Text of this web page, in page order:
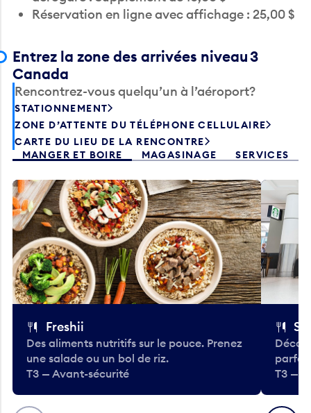
Réservation en ligne avec affichage : 25,00 $
Entrez la zone des arrivées niveau 3
Canada
Rencontrez-vous quelqu’un à l’aéroport?
STATIONNEMENT
ZONE D’ATTENTE DU TÉLÉPHONE CELLULAIRE
CARTE DU LIEU DE LA RENCONTRE
MANGER ET BOIRE
MAGASINAGE SERVICES
Freshii
Des aliments nutritifs sur le pouce. Prenez
une salade ou un bol de riz.
T3 — Avant-sécurité
T3 —